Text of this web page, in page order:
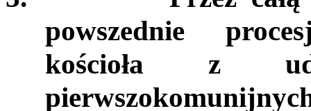
powszednie
kościoła z